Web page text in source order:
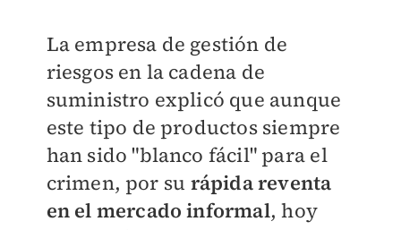
La empresa de gestión de
riesgos en la cadena de
suministro explicó que aunque
este tipo de productos siempre
han sido "blanco fácil" para el
crimen, por su rápida reventa
en el mercado informal, hoy